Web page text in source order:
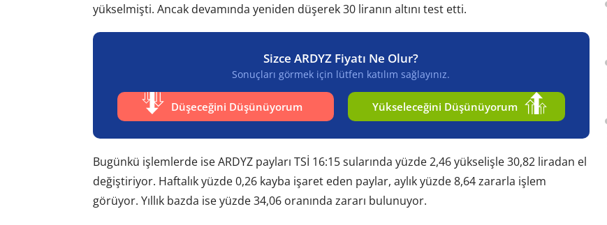
yükselmişti. Ancak devamında yeniden düşerek 30 liranın altını test etti.
Sizce ARDYZ Fiyatı Ne Olur?
Sonuçları görmek için lütfen katılım sağlayınız.
Düşeceğini Düşünüyorum Yükseleceğini Düşünüyorum
Bugünkü işlemlerde ise ARDYZ payları TSİ 16:15 sularında yüzde 2,46 yükselişle 30,82 liradan el
değiştiriyor. Haftalık yüzde 0,26 kayba işaret eden paylar, aylık yüzde 8,64 zararla işlem
görüyor. Yıllık bazda ise yüzde 34,06 oranında zararı bulunuyor.